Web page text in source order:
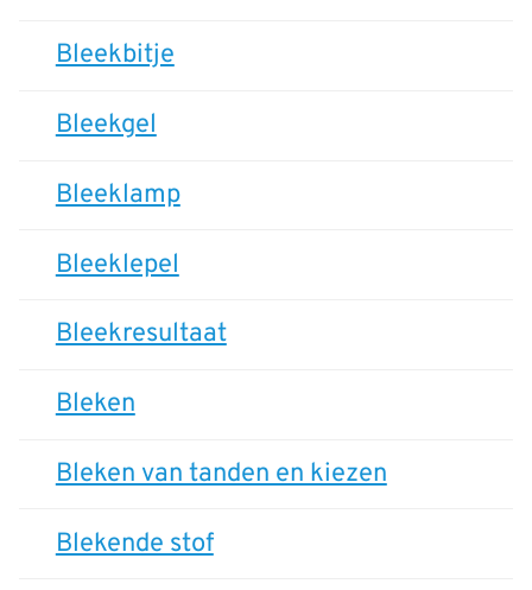
Bleekbitje
Bleekgel
Bleeklamp
Bleeklepel
Bleekresultaat
Bleken
Bleken van tanden en kiezen
Blekende stof